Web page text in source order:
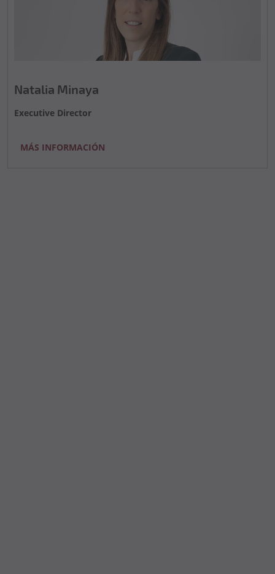
Natalia Minaya
Executive Director
MÁS INFORMACIÓN